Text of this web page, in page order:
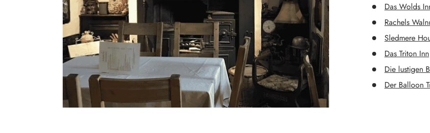
Das Wolds
Rachels
Sledmere
Das Triton Inn
Die lustigen
Der Balloon